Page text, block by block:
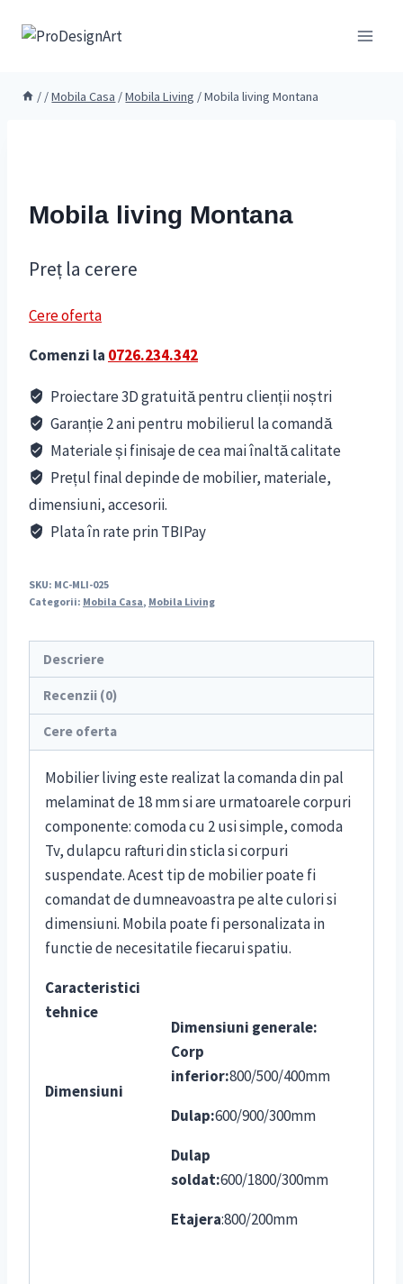
/ /Mobila Casa /Mobila Living /Mobila living Montana
Mobila living Montana
Preț la cerere
Cere oferta
Comenzi la 0726.234.342
Proiectare 3D gratuită pentru clienții noștri
Garanție 2 ani pentru mobilierul la comandă
Materiale și finisaje de cea mai înaltă calitate
Prețul final depinde de mobilier, materiale,
dimensiuni, accesorii.
Plata în rate prin TBIPay
SKU: MC-MLI-025
Categorii: Mobila Casa, Mobila Living
Descriere
Recenzii (0)
Cere oferta
Mobilier living este realizat la comanda din pal
melaminat de 18 mm si are urmatoarele corpuri
componente: comoda cu 2 usi simple, comoda
Tv, dulapcu rafturi din sticla si corpuri
suspendate. Acest tip de mobilier poate fi
comandat de dumneavoastra pe alte culori si
dimensiuni. Mobila poate fi personalizata in
functie de necesitatile fiecarui spatiu.
Caracteristici
tehnice
Dimensiuni
Dimensiuni generale:
Corp
inferior:800/500/400mm
Dulap:600/900/300mm
Dulap
soldat:600/1800/300mm
Etajera:800/200mm